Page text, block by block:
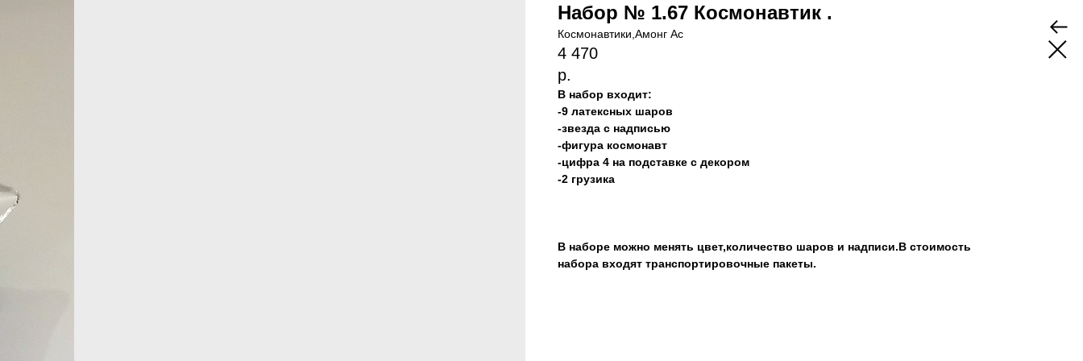
Набор № 1.67 Космонавтик .
Космонавтики,Амонг Ас
4 470
р.
В набор входит:
-9 латексных шаров
-звезда с надписью
-фигура космонавт
-цифра 4 на подставке с декором
-2 грузика
В наборе можно менять цвет,количество шаров и надписи.В стоимость
набора входят транспортировочные пакеты.